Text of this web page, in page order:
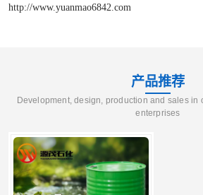
http://www.yuanmao6842.com
产品推荐
Development, design, production and sales in
enterprises